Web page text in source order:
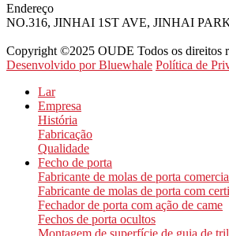
Endereço
NO.316, JINHAI 1ST AVE, JINHAI
Copyright ©2025 OUDE Todos os direitos
Desenvolvido por Bluewhale Política de
Lar
Empresa
História
Fabricação
Qualidade
Fecho de porta
Fabricante de molas de porta
Fabricante de molas de porta com
Fechador de porta com ação de came
Fechos de porta ocultos